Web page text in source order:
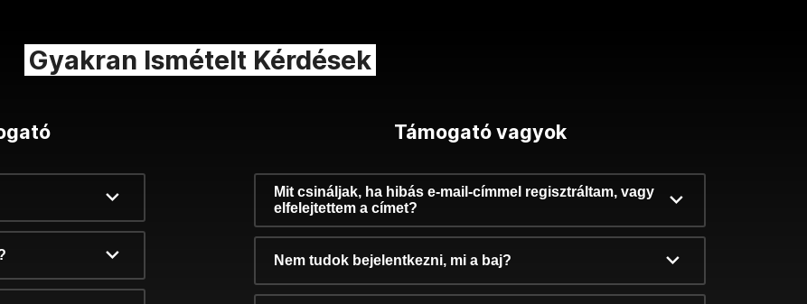
Gyakran Ismételt Kérdések
Támogató vagyok
Mit csináljak, ha hibás e-mail-címmel regisztráltam, vagy
elfelejtettem a címet?
Nem tudok bejelentkezni, mi a baj?